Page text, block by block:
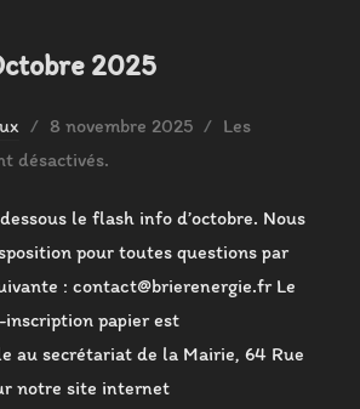
2025
Publié
le
8 novembre 2025
Les
désactivés.
le flash info d’octobre. Nous
pour toutes questions par
: contact@brierenergie.fr Le
papier est
au secrétariat de la Mairie, 64 Rue
notre site internet